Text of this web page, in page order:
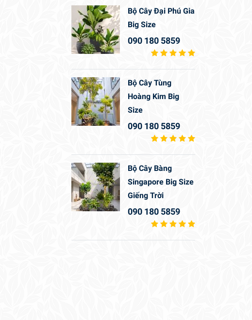
Bộ Cây Đại Phú Gia
Big Size
090 180 5859
Bộ Cây Tùng
Hoàng Kim Big
Size
090 180 5859
Bộ Cây Bàng
Singapore Big Size
Giếng Trời
090 180 5859